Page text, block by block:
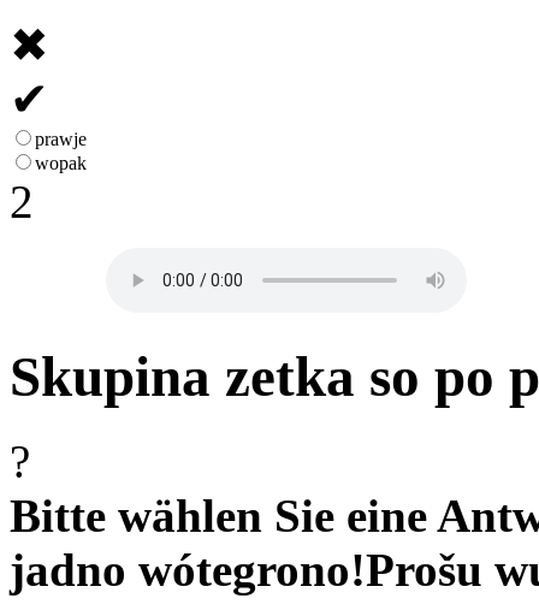
✖
✔
prawje
wopak
2
Skupina zetka so po
?
Bitte wählen Sie eine
jadno wótegrono!Prošu